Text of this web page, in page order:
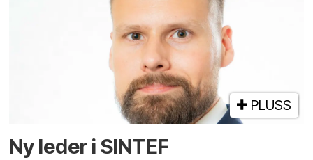
PLUSS
Ny leder i SINTEF